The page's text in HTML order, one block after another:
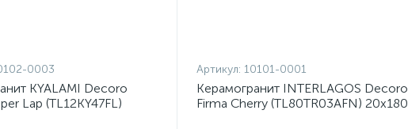
0003
KYALAMI Decoro
Lap (TL12KY47FL)
Артикул: 10101-0001
Керамогранит INTERLAGOS Decoro
Firma Cherry (TL80TR03AFN) 20x180